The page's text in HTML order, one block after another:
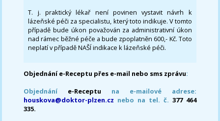
T. j. praktický lékař není povinen vystavit návrh k
lázeňské péči za specialistu, který toto indikuje. V tomto
případě bude úkon považován za administrativní úkon
nad rámec běžné péče a bude zpoplatněn 600,- Kč. Toto
neplatí v případě NAŠÍ indikace k lázeňské péči.
Objednání e-Receptu přes e-mail nebo sms zprávu:
Objednání e-Receptu na e-mailové adrese:
houskova@doktor-plzen.cz nebo na tel. č. 377 464
335.